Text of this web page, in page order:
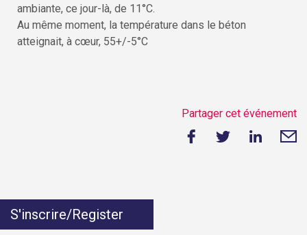
ambiante, ce jour-là, de 11°C.
Au même moment, la température dans le béton
atteignait, à cœur, 55+/-5°C
Partager cet événement
S'inscrire/Register